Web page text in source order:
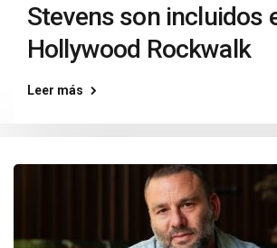
Stevens son incluidos
Hollywood Rockwalk
Leer más